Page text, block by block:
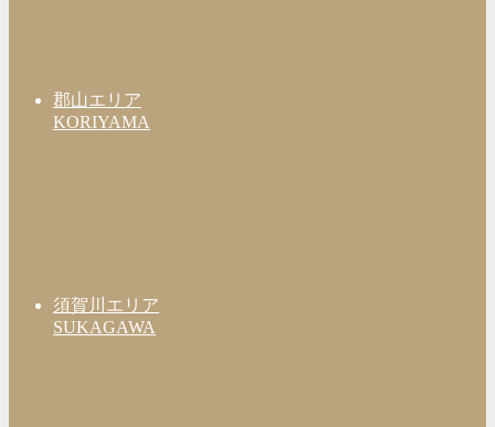
郡山エリア
KORIYAMA
須賀川エリア
SUKAGAWA